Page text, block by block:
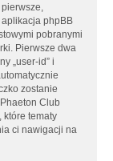
phpBB
pobranymi
Pierwsze dwa
„user-id” i
zostanie
Club
które tematy
ci nawigacji na